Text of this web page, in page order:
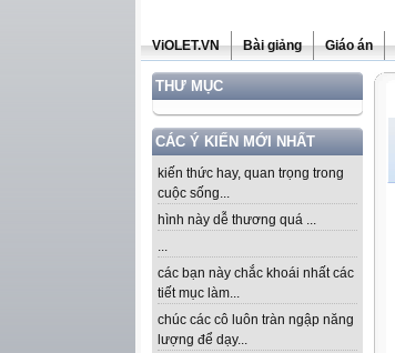
ViOLET.VN Bài giảng Giáo án
THƯ MỤC
CÁC Ý KIẾN MỚI NHẤT
kiến thức hay, quan trọng trong
cuộc sống...
hình này dễ thương quá ...
...
các bạn này chắc khoái nhất các
tiết mục làm...
chúc các cô luôn tràn ngập năng
lượng để dạy...